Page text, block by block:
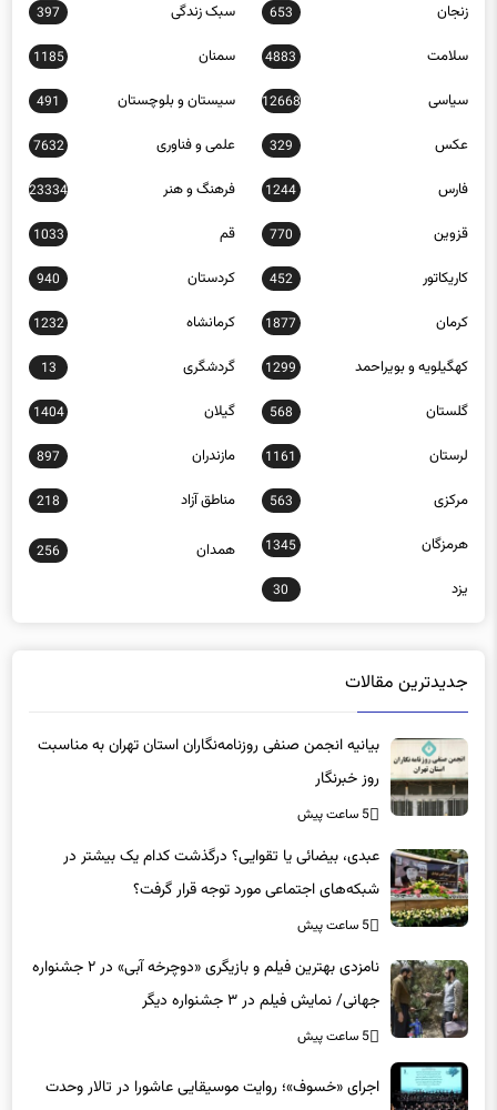
زنجان 653 سبک زندگی 397
سلامت 4883 سمنان 1185
سیاسی 12668 سیستان و بلوچستان 491
عکس 329 علمی و فناوری 7632
فارس 1244 فرهنگ و هنر 23334
قزوین 770 قم 1033
کاریکاتور 452 کردستان 940
کرمان 1877 کرمانشاه 1232
کهگیلویه و بویراحمد 1299 گردشگری 13
گلستان 568 گیلان 1404
لرستان 1161 مازندران 897
مرکزی 563 مناطق آزاد 218
هرمزگان 1345 همدان 256
یزد 30
جدیدترین مقالات
بیانیه انجمن صنفی روزنامه‌نگاران استان تهران به مناسبت
روز خبرنگار
5 ساعت پیش
عبدی، بیضائی یا تقوایی؟ درگذشت کدام یک بیشتر در
شبکه‌های اجتماعی مورد توجه قرار گرفت؟
5 ساعت پیش
نامزدی بهترین فیلم و بازیگری «دوچرخه آبی» در ۲ جشنواره
جهانی/ نمایش فیلم در ۳ جشنواره دیگر
5 ساعت پیش
اجرای «خسوف»؛ روایت موسیقایی عاشورا در تالار وحدت